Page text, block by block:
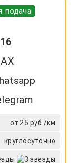
подача
от 25 руб./км
круглосуточно